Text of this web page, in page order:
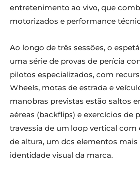
entretenimento ao vivo, que
motorizados e performance
Ao longo de três sessões, o
uma série de provas de perícia
pilotos especializados, com
Wheels, motas de estrada e
manobras previstas estão saltos
aéreas (backflips) e exercícios de
travessia de um loop vertical com
de altura, um dos elementos mais
identidade visual da marca.